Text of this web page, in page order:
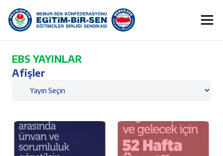
EBS YAYINLAR
Afişler